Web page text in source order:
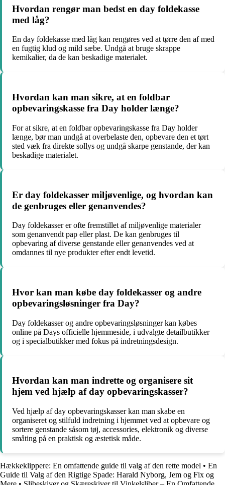
Hvordan rengør man bedst en day foldekasse
med låg?
En day foldekasse med låg kan rengøres ved at tørre den af med
en fugtig klud og mild sæbe. Undgå at bruge skrappe
kemikalier, da de kan beskadige materialet.
Hvordan kan man sikre, at en foldbar
opbevaringskasse fra Day holder længe?
For at sikre, at en foldbar opbevaringskasse fra Day holder
længe, bør man undgå at overbelaste den, opbevare den et tørt
sted væk fra direkte sollys og undgå skarpe genstande, der kan
beskadige materialet.
Er day foldekasser miljøvenlige, og hvordan kan
de genbruges eller genanvendes?
Day foldekasser er ofte fremstillet af miljøvenlige materialer
som genanvendt pap eller plast. De kan genbruges til
opbevaring af diverse genstande eller genanvendes ved at
omdannes til nye produkter efter endt levetid.
Hvor kan man købe day foldekasser og andre
opbevaringsløsninger fra Day?
Day foldekasser og andre opbevaringsløsninger kan købes
online på Days officielle hjemmeside, i udvalgte detailbutikker
og i specialbutikker med fokus på indretningsdesign.
Hvordan kan man indrette og organisere sit
hjem ved hjælp af day opbevaringskasser?
Ved hjælp af day opbevaringskasser kan man skabe en
organiseret og stilfuld indretning i hjemmet ved at opbevare og
sortere genstande såsom tøj, accessories, elektronik og diverse
småting på en praktisk og æstetisk måde.
Hækkeklippere: En omfattende guide til valg af den rette model • En
Guide til Valg af den Rigtige Spade: Harald Nyborg, Jem og Fix og